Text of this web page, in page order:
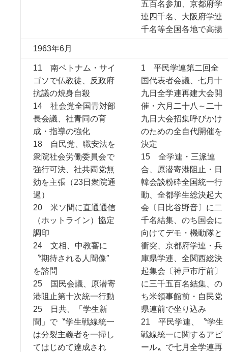
五百名参加、京都府学
連四千名、大阪府学連
千名等全国各地で高揚
1963年6月
11 南ベトナム・サイ
ゴソで仏教徒、反政府
抗議の焼身自殺
14 社会党全国青対部
長会議、社青同の育
成・指導の強化
18 自民党、職安法を
衆院社会労働委員会で
強行可決、社共両党無
効を主張（23日衆院通
過）
20 米ソ間に直通通信
（ホットライン）協定
調印
24 文相、中教審に
〝期待される人間像″
を諮問
25 国民会議、原潜寄
港阻止第十次統一行動
25 日共、「学生新
聞」で〝学生戦線統一
は分裂主義者を一掃し
てはじめて達成され
1 平民学連第二回全
国代表者会議、七月十
九日全学連再建大会開
催・六月二十八～二十
九日大会招集呼びかけ
のための全自代開催を
決定
15 全学連・三派連
合、原潜寄港阻止・日
韓会談粉砕全国統一行
動、全都学生総決起大
会〔日比谷野音〕に二
千名結集、のち国会に
向けてデモ・機動隊と
衝突、京都府学連・兵
庫県学連、全関西総決
起集会〔神戸市庁前〕
に三千五百名結集、の
ち米領事館前・自民党
県連前で坐り込み
21 平民学連、〝学生
戦線統一に関するアピ
ール〟で七月全学連再